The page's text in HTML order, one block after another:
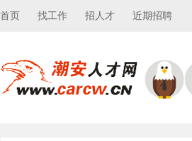
首页 找工作 招人才 近期招聘